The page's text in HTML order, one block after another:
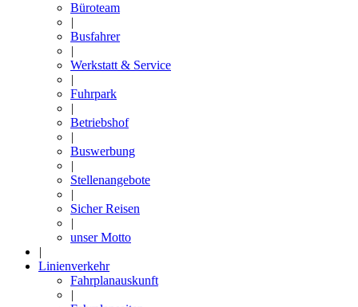
Büroteam
|
Busfahrer
|
Werkstatt & Service
|
Fuhrpark
|
Betriebshof
|
Buswerbung
|
Stellenangebote
|
Sicher Reisen
|
unser Motto
|
Linienverkehr
Fahrplanauskunft
|